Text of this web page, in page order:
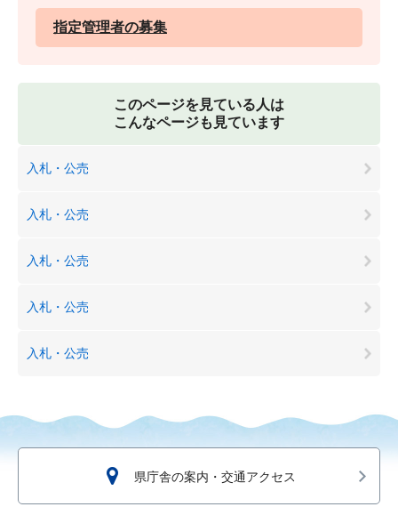
指定管理者の募集
このページを見ている人は
こんなページも見ています
入札・公売
入札・公売
入札・公売
入札・公売
入札・公売
県庁舎の案内・交通アクセス